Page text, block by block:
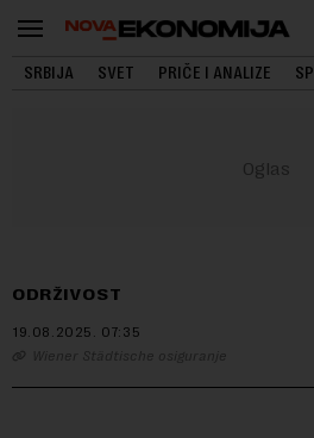
SRBIJA SVET PRIČE I ANALIZE
ODRŽIVOST
19.08.2025. 07:35
Wiener Städtische osiguranje